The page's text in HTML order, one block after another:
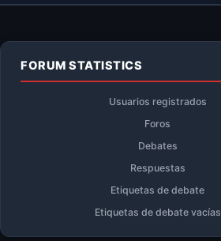
FORUM STATISTICS
Usuarios registrados
Foros
Debates
Respuestas
Etiquetas de debate
Etiquetas de debate vacías